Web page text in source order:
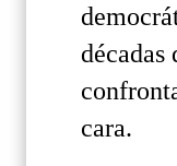
décadas
cara.